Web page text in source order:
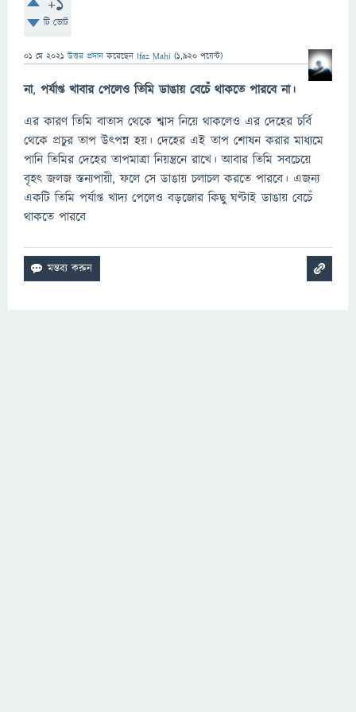
টি ভোট
01 মে 2021 উত্তর প্রদান করেছেন Ifaz Mahi (1,920 পয়েন্ট)
না, পর্যাপ্ত খাবার পেলেও তিমি ডাঙায় বেচেঁ থাকতে পারবে না।
এর কারণ তিমি বাতাস থেকে শ্বাস নিয়ে থাকলেও এর দেহের চর্বি
থেকে প্রচুর তাপ উৎপন্ন হয়। দেহের এই তাপ শোষন করার মাধ্যমে
পানি তিমির দেহের তাপমাত্রা নিয়ন্ত্রনে রাখে। আবার তিমি সবচেয়ে
বৃহৎ জলজ স্তন্যপায়ী, ফলে সে ডাঙায় চলাচল করতে পারবে। এজন্য
একটি তিমি পর্যাপ্ত খাদ্য পেলেও বড়জোর কিছু ঘণ্টাই ডাঙায় বেচেঁ
থাকতে পারবে